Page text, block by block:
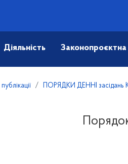
Діяльність
ПОРЯДКИ ДЕННІ засідань